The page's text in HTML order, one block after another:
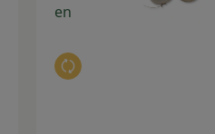
en
Auswahl ändern